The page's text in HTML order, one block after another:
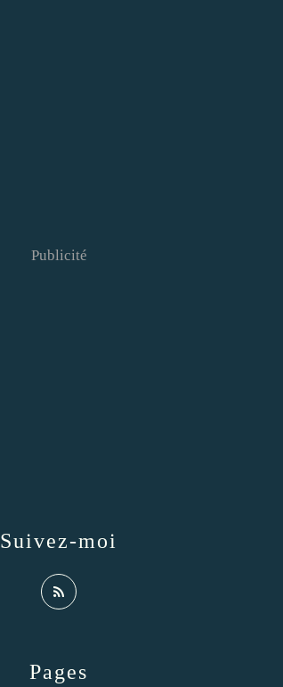
Pages
Suivez-moi
Publicité